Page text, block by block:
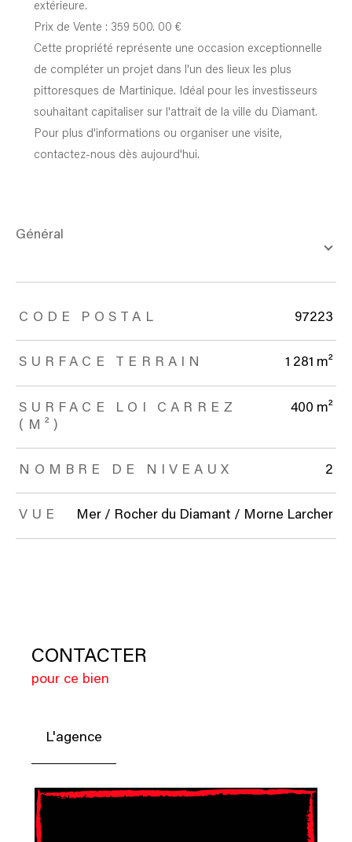
extérieure.
Prix de Vente : 359 500. 00 €
Cette propriété représente une occasion exceptionnelle
de compléter un projet dans l'un des lieux les plus
pittoresques de Martinique. Idéal pour les investisseurs
souhaitant capitaliser sur l'attrait de la ville du Diamant.
Pour plus d'informations ou organiser une visite,
contactez-nous dès aujourd'hui.
général
TRAD_ZEPHYR_Caracteristique TRAD_ZEPHYR_Valeurs
CODE POSTAL 97223
SURFACE TERRAIN 1 281 m²
SURFACE LOI CARREZ
(M²)
400 m²
NOMBRE DE NIVEAUX 2
VUE Mer / Rocher du Diamant / Morne Larcher
CONTACTER
pour ce bien
L'agence